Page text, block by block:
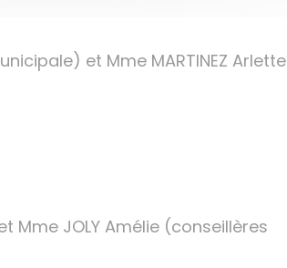
et Mme MARTINEZ Arlette
Mme JOLY Amélie (conseillères